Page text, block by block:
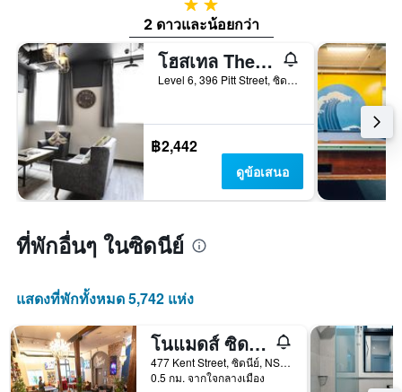
2 ดาว
2 ดาวและน้อยกว่า
โฮสเทล The Pod Sydney
Level 6, 396 Pitt Street, ซิดนีย์, NSW, ออสเตรเลีย
฿2,442
ดูข้อเสนอ
ที่พักอื่นๆ ในซิดนีย์
แสดงที่พักทั้งหมด 5,742 แห่ง
โนแมดส์ ซิดนีย์ - โฮสเทล
477 Kent Street, ซิดนีย์, NSW, ออสเตรเลีย
0.5 กม. จากใจกลางเมือง